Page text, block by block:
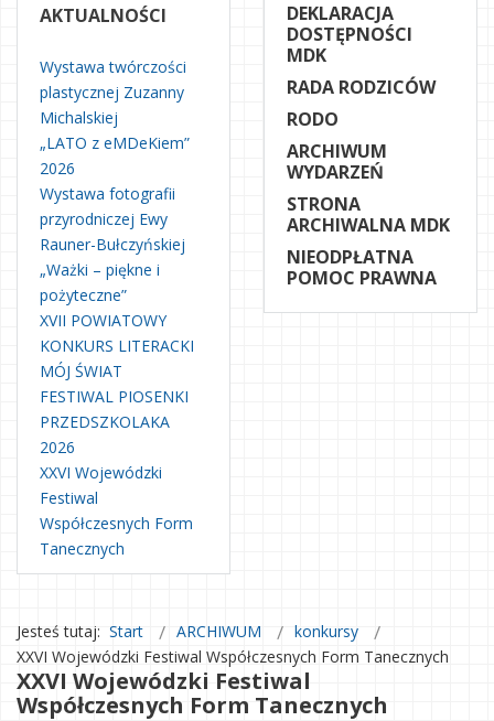
AKTUALNOŚCI
Wystawa twórczości
plastycznej Zuzanny
Michalskiej
„LATO z eMDeKiem”
2026
Wystawa fotografii
przyrodniczej Ewy
Rauner-Bułczyńskiej
„Ważki – piękne i
pożyteczne”
XVII POWIATOWY
KONKURS LITERACKI
MÓJ ŚWIAT
FESTIWAL PIOSENKI
PRZEDSZKOLAKA
2026
XXVI Wojewódzki
Festiwal
Współczesnych Form
Tanecznych
DEKLARACJA
DOSTĘPNOŚCI
MDK
RADA RODZICÓW
RODO
ARCHIWUM
WYDARZEŃ
STRONA
ARCHIWALNA MDK
NIEODPŁATNA
POMOC PRAWNA
Jesteś tutaj: Start ARCHIWUM
konkursy
XXVI Wojewódzki Festiwal Współczesnych Form Tanecznych
XXVI Wojewódzki Festiwal
Współczesnych Form Tanecznych